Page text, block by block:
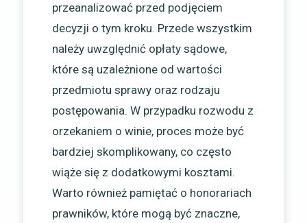
przeanalizować przed podjęciem
decyzji o tym kroku. Przede wszystkim
należy uwzględnić opłaty sądowe,
które są uzależnione od wartości
przedmiotu sprawy oraz rodzaju
postępowania. W przypadku rozwodu z
orzekaniem o winie, proces może być
bardziej skomplikowany, co często
wiąże się z dodatkowymi kosztami.
Warto również pamiętać o honorariach
prawników, które mogą być znaczne,